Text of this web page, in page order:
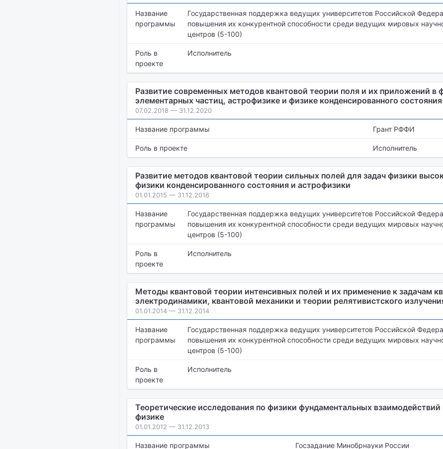
Название
программы
Государственная поддержка ведущих университетов Российской
повышения их конкурентной способности среди ведущих мировых
центров (5-100)
Роль в
проекте
Исполнитель
Развитие современных методов квантовой теории поля и их приложений в
элементарных частиц, астрофизике и физике конденсированного состояния
07.02.2018 — 31.12.2020
Название программы Грант РФФИ
Роль в проекте Исполнитель
Развитие методов квантовой теории сильных полей для задач физики
физики конденсированного состояния и астрофизики
01.01.2015 — 31.12.2016
Название
программы
Государственная поддержка ведущих университетов Российской
повышения их конкурентной способности среди ведущих мировых
центров (5-100)
Роль в
проекте
Исполнитель
Методы квантовой теории интенсивных полей и их применение к задачам
электродинамики, квантовой механики и теории релятивистского
01.01.2014 — 31.12.2014
Название
программы
Государственная поддержка ведущих университетов Российской
повышения их конкурентной способности среди ведущих мировых
центров (5-100)
Роль в
проекте
Исполнитель
Теоретические исследования по физики фундаментальных
физике
01.01.2012 — 31.12.2013
Название программы Госзадание Минобрнауки России